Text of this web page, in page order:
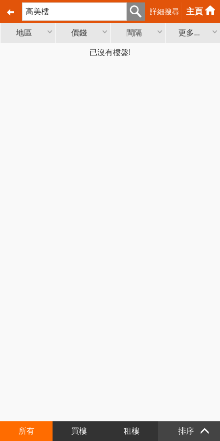
詳細搜尋 主頁
地區 價錢 間隔 更多...
已沒有樓盤!
所有 買樓 租樓 排序